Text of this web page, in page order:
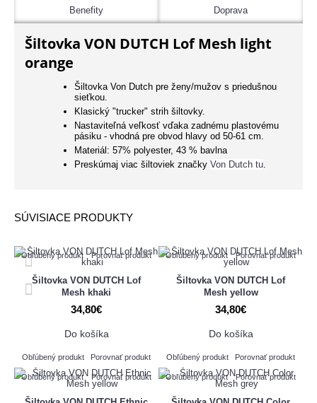
Benefity Doprava
Šiltovka VON DUTCH Lof Mesh light
orange
Šiltovka Von Dutch pre ženy/mužov s priedušnou
sieťkou.
Klasický "trucker" strih šiltovky.
Nastaviteľná veľkosť vďaka zadnému plastovému
pásiku - vhodná pre obvod hlavy od 50-61 cm.
Materiál: 57% polyester, 43 % bavlna
Preskúmaj viac šiltoviek značky Von Dutch tu
SÚVISIACE PRODUKTY
Obľúbený produkt Porovnať produkt
Šiltovka VON DUTCH Lof
Mesh khaki
34,80€
Do košíka
Obľúbený produkt Porovnať produkt
Obľúbený produkt Porovnať produkt
Šiltovka VON DUTCH Lof
Mesh yellow
34,80€
Do košíka
Obľúbený produkt Porovnať produkt
Obľúbený produkt Porovnať produkt Obľúbený produkt Porovnať produkt